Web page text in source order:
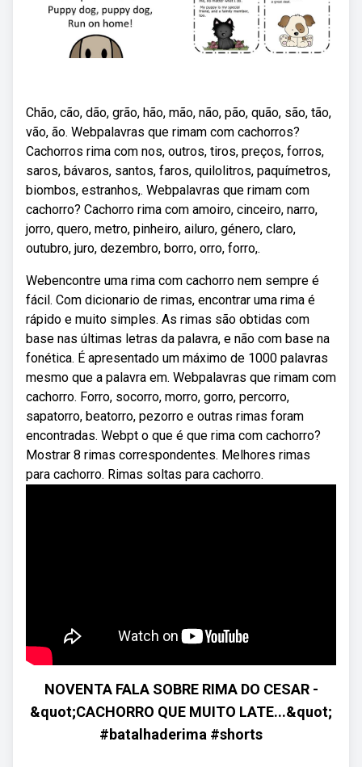
Chão, cão, dão, grão, hão, mão, não, pão, quão, são, tão,
vão, ão. Webpalavras que rimam com cachorros?
Cachorros rima com nos, outros, tiros, preços, forros,
saros, bávaros, santos, faros, quilolitros, paquímetros,
biombos, estranhos,. Webpalavras que rimam com
cachorro? Cachorro rima com amoiro, cinceiro, narro,
jorro, quero, metro, pinheiro, ailuro, género, claro,
outubro, juro, dezembro, borro, orro, forro,.
Webencontre uma rima com cachorro nem sempre é
fácil. Com dicionario de rimas, encontrar uma rima é
rápido e muito simples. As rimas são obtidas com
base nas últimas letras da palavra, e não com base na
fonética. É apresentado um máximo de 1000 palavras
mesmo que a palavra em. Webpalavras que rimam com
cachorro. Forro, socorro, morro, gorro, percorro,
sapatorro, beatorro, pezorro e outras rimas foram
encontradas. Webpt o que é que rima com cachorro?
Mostrar 8 rimas correspondentes. Melhores rimas
para cachorro. Rimas soltas para cachorro.
NOVENTA FALA SOBRE RIMA DO CESAR -
&quot;CACHORRO QUE MUITO LATE...&quot;
#batalhaderima #shorts